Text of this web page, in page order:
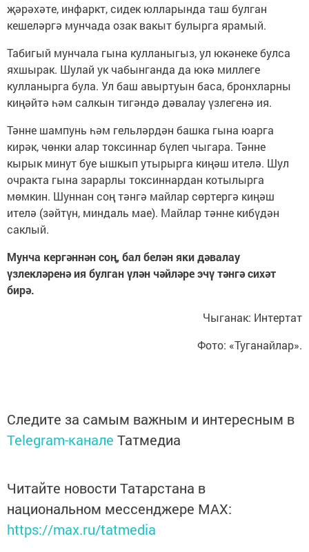
җәрәхәте, инфаркт, сидек юлларында таш булган
кешеләргә мунчада озак вакыт булырга ярамый.
Табигый мунчала гына кулланыгыз, ул юкәнеке булса
яхшырак. Шулай ук чабынганда да юкә миллеге
кулланырга була. Ул баш авыртуын баса, бронхларны
киңәйтә һәм салкын тигәндә дәвалау үзлегенә ия.
Тәнне шампунь һәм гельләрдән башка гына юарга
кирәк, чөнки алар токсиннар бүлеп чыгара. Тәнне
кырык минут буе ышкып утырырга киңәш ителә. Шул
очракта гына зарарлы токсиннардан котылырга
мөмкин. Шуннан соң тәнгә майлар сөртергә киңәш
ителә (зәйтүн, миндаль мае). Майлар тәнне кибүдән
саклый.
Мунча кергәннән соң, бал белән яки дәвалау
үзлекләренә ия булган үлән чәйләре эчү тәнгә сихәт
бирә.
Чыганак: Интертат
Фото: «Туганайлар».
Следите за самым важным и интересным в
Telegram-канале Татмедиа
Читайте новости Татарстана в
национальном мессенджере MАХ:
https://max.ru/tatmedia